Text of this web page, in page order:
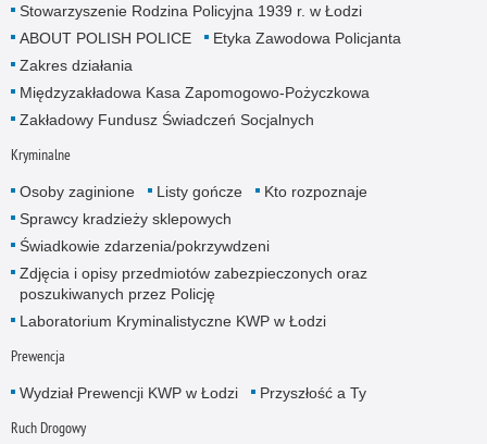
Stowarzyszenie Rodzina Policyjna 1939 r. w Łodzi
ABOUT POLISH POLICE
Etyka Zawodowa Policjanta
Zakres działania
Międzyzakładowa Kasa Zapomogowo-Pożyczkowa
Zakładowy Fundusz Świadczeń Socjalnych
Kryminalne
Osoby zaginione Listy gończe
Kto rozpoznaje
Sprawcy kradzieży sklepowych
Świadkowie zdarzenia/pokrzywdzeni
Zdjęcia i opisy przedmiotów zabezpieczonych oraz
poszukiwanych przez Policję
Laboratorium Kryminalistyczne KWP w Łodzi
Prewencja
Wydział Prewencji KWP w Łodzi Przyszłość a Ty
Ruch Drogowy